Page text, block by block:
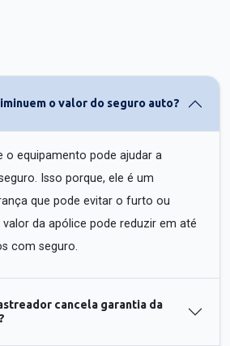
o valor do seguro auto?
o equipamento pode ajudar a
Isso porque, ele é um
que pode evitar o furto ou
da apólice pode reduzir em até
com seguro.
cancela garantia da